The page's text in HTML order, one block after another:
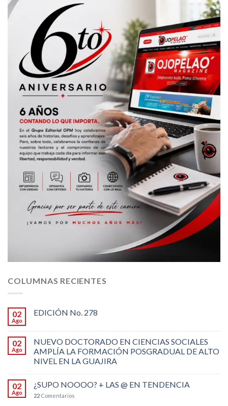
COLUMNAS RECIENTES
02
Ago
EDICIÓN No. 278
02
Ago
NUEVO DOCTORADO EN CIENCIAS SOCIALES
AMPLÍA LA FORMACIÓN POSGRADUAL DE ALTO
NIVEL EN LA GUAJIRA
02
Ago
¿SUPO NOOOO? + LAS @ EN TENDENCIA
22 Comentarios